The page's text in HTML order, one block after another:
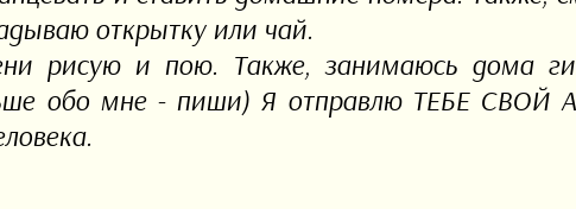
открытку или чай.
рисую и пою. Также, занимаюсь дома
обо мне - пиши) Я отправлю ТЕБЕ СВОЙ